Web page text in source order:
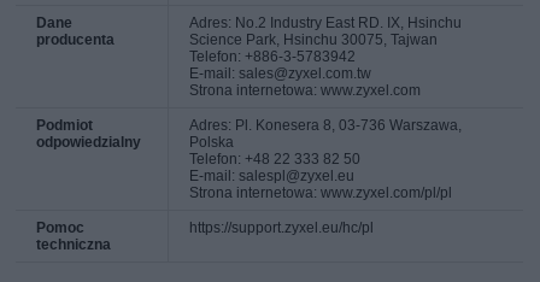
Dane
producenta
Adres: No.2 Industry East RD. IX, Hsinchu
Science Park, Hsinchu 30075, Tajwan
Telefon: +886-3-5783942
E-mail: sales@zyxel.com.tw
Strona internetowa: www.zyxel.com
Podmiot
odpowiedzialny
Adres: Pl. Konesera 8, 03-736 Warszawa,
Polska
Telefon: +48 22 333 82 50
E-mail: salespl@zyxel.eu
Strona internetowa: www.zyxel.com/pl/pl
Pomoc
techniczna
https://support.zyxel.eu/hc/pl